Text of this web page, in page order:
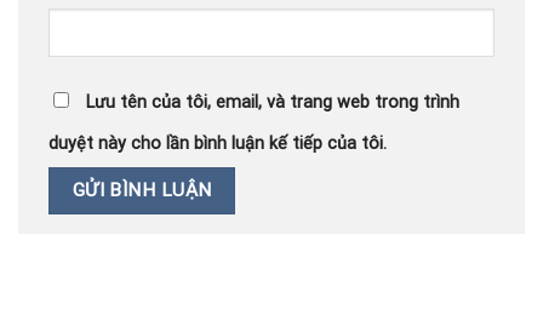
Lưu tên của tôi, email, và trang web trong trình
duyệt này cho lần bình luận kế tiếp của tôi.